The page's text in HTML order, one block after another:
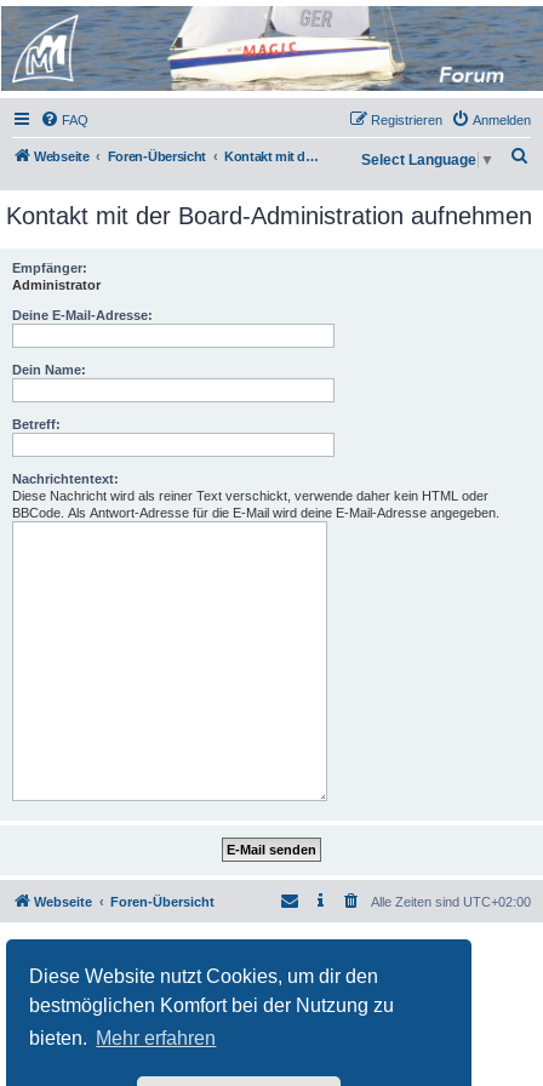
Diese Website nutzt Cookies, um dir den
bestmöglichen Komfort bei der Nutzung zu
bieten. Mehr erfahren
Micro Magic Forum
Deutschland
FAQ Anmelden
Registrieren
Webseite Foren-Übersicht Kontakt mit der Board-Administration aufnehmen
c
Select Language ▼
Kontakt mit der Board-Administration aufnehmen
Empfänger:
Administrator
Deine E-Mail-Adresse:
Dein Name:
Betreff:
Nachrichtentext:
Diese Nachricht wird als reiner Text verschickt, verwende daher kein HTML oder
BBCode. Als Antwort-Adresse für die E-Mail wird deine E-Mail-Adresse angegeben.
Webseite Foren-Übersicht Alle Zeiten sind UTC+02:00
Deutsche Übersetzung durchphpBB.de
Nutzungsbedingungen